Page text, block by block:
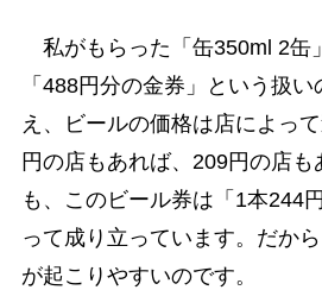
私がもらった「缶350ml 2缶
「488円分の金券」という扱
え、ビールの価格は店によっ
円の店もあれば、209円の店
も、このビール券は「1本244
って成り立っています。だか
が起こりやすいのです。